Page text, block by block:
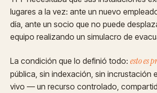
lugares a la vez: ante un nuevo
día, ante un socio que no puede
equipo realizando un simulacro de
La condición que lo definió todo: esto es
pública, sin indexación, sin incrustación
vivo — un recurso controlado,